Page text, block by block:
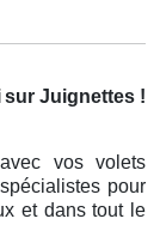
sur Juignettes !
vos volets
écialistes pour
et dans tout le